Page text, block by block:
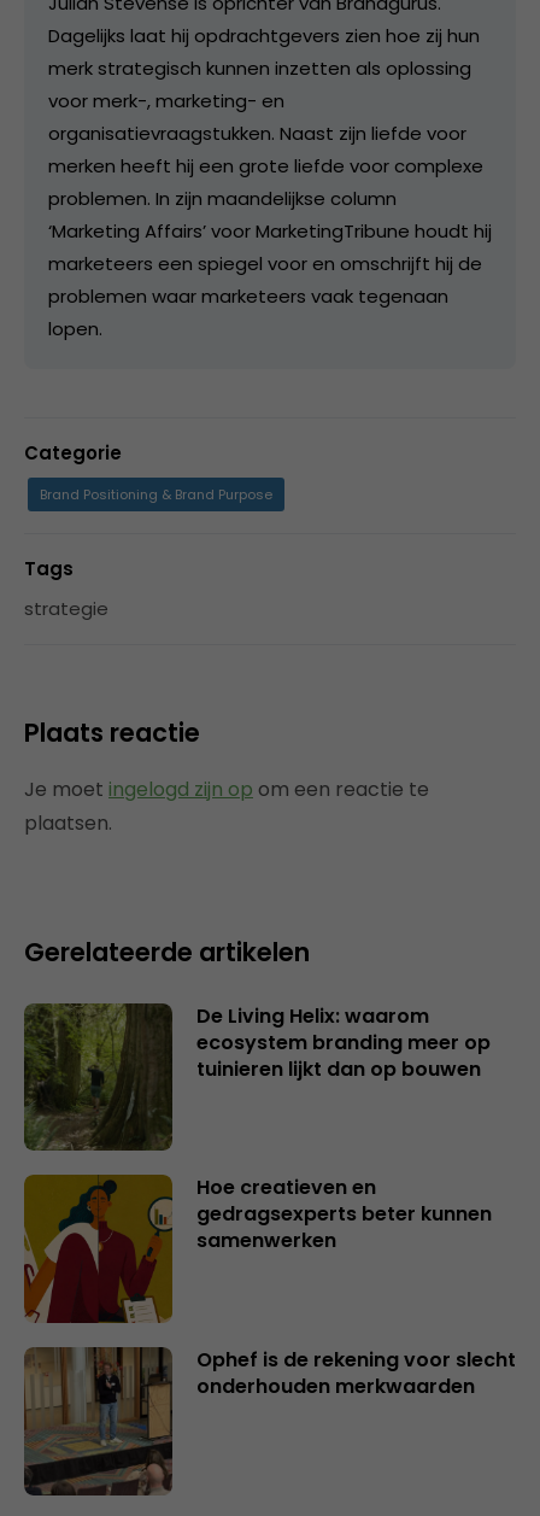
Dagelijks laat hij opdrachtgevers zien hoe zij hun
merk strategisch kunnen inzetten als oplossing
voor merk-, marketing- en
organisatievraagstukken. Naast zijn liefde voor
merken heeft hij een grote liefde voor complexe
problemen. In zijn maandelijkse column
‘Marketing Affairs’ voor MarketingTribune houdt hij
marketeers een spiegel voor en omschrijft hij de
problemen waar marketeers vaak tegenaan
lopen.
Categorie
Brand Positioning & Brand Purpose
Tags
strategie
Plaats reactie
Je moet ingelogd zijn op om een reactie te
plaatsen.
Gerelateerde artikelen
De Living Helix: waarom
ecosystem branding meer op
tuinieren lijkt dan op bouwen
Hoe creatieven en
gedragsexperts beter kunnen
samenwerken
Ophef is de rekening voor slecht
onderhouden merkwaarden